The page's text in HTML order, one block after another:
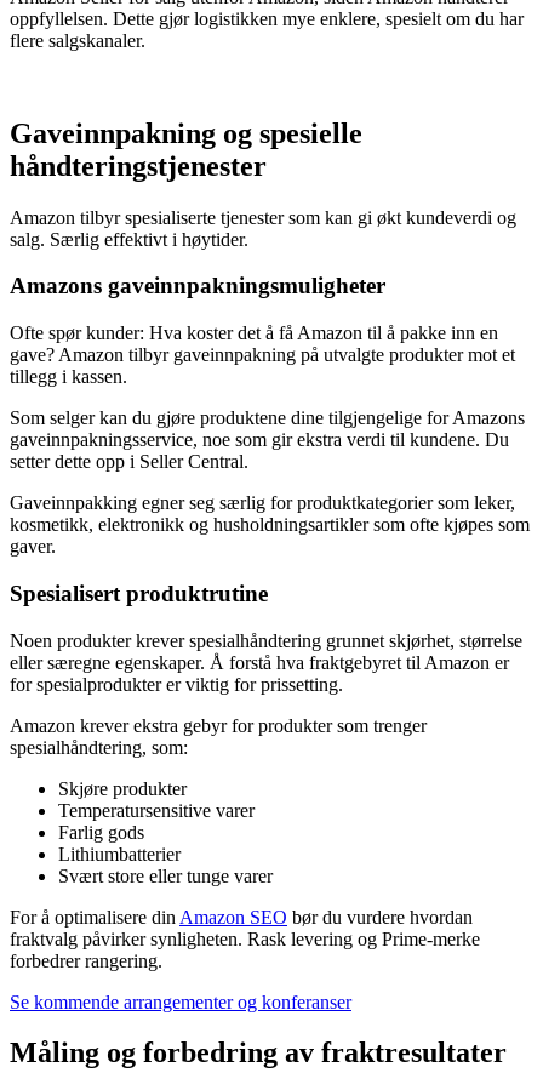
oppfyllelsen. Dette gjør logistikken mye enklere, spesielt om du har
flere salgskanaler.
Gaveinnpakning og spesielle
håndteringstjenester
Amazon tilbyr spesialiserte tjenester som kan gi økt kundeverdi og
salg. Særlig effektivt i høytider.
Amazons gaveinnpakningsmuligheter
Ofte spør kunder: Hva koster det å få Amazon til å pakke inn en
gave? Amazon tilbyr gaveinnpakning på utvalgte produkter mot et
tillegg i kassen.
Som selger kan du gjøre produktene dine tilgjengelige for Amazons
gaveinnpakningsservice, noe som gir ekstra verdi til kundene. Du
setter dette opp i Seller Central.
Gaveinnpakking egner seg særlig for produktkategorier som leker,
kosmetikk, elektronikk og husholdningsartikler som ofte kjøpes som
gaver.
Spesialisert produktrutine
Noen produkter krever spesialhåndtering grunnet skjørhet, størrelse
eller særegne egenskaper. Å forstå hva fraktgebyret til Amazon er
for spesialprodukter er viktig for prissetting.
Amazon krever ekstra gebyr for produkter som trenger
spesialhåndtering, som:
Skjøre produkter
Temperatursensitive varer
Farlig gods
Lithiumbatterier
Svært store eller tunge varer
For å optimalisere din Amazon SEO bør du vurdere hvordan
fraktvalg påvirker synligheten. Rask levering og Prime-merke
forbedrer rangering.
Se kommende arrangementer og konferanser
Måling og forbedring av fraktresultater